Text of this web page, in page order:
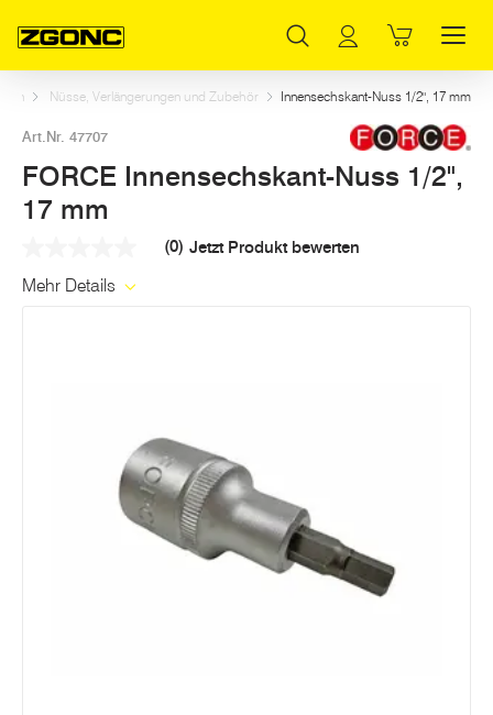
Nüsse, Verlängerungen und Zubehör Innensechskant-Nuss 1/2", 17 mm
Art.Nr. 47707
FORCE Innensechskant-Nuss 1/2",
17 mm
Link
(0) Jetzt Produkt bewerten
Mehr Details